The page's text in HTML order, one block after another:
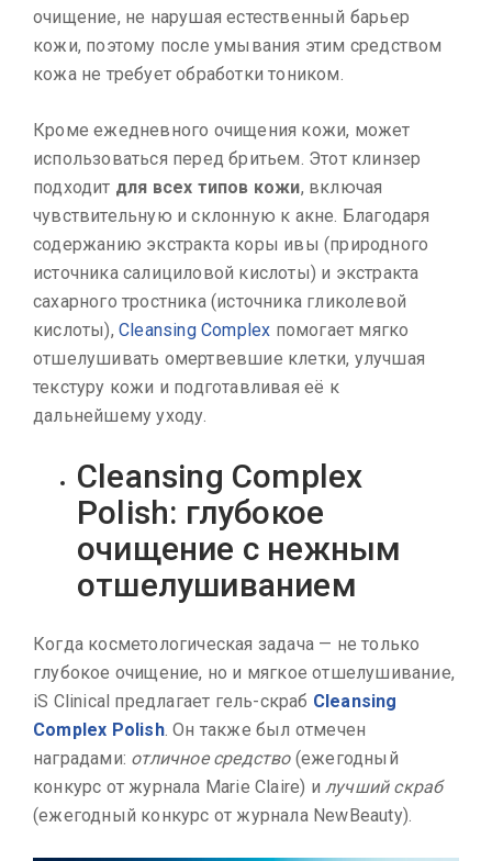
очищение, не нарушая естественный барьер
кожи, поэтому после умывания этим средством
кожа не требует обработки тоником.
Кроме ежедневного очищения кожи, может
использоваться перед бритьем. Этот клинзер
подходит для всех типов кожи, включая
чувствительную и склонную к акне. Благодаря
содержанию экстракта коры ивы (природного
источника салициловой кислоты) и экстракта
сахарного тростника (источника гликолевой
кислоты), Cleansing Complex помогает мягко
отшелушивать омертвевшие клетки, улучшая
текстуру кожи и подготавливая её к
дальнейшему уходу.
Cleansing Complex
Polish: глубокое
очищение с нежным
отшелушиванием
Когда косметологическая задача — не только
глубокое очищение, но и мягкое отшелушивание,
iS Clinical предлагает гель-скраб Cleansing
Complex Polish. Он также был отмечен
наградами: отличное средство(ежегодный
конкурс от журнала Marie Claire) илучший скраб
(ежегодный конкурс от журнала NewBeauty).